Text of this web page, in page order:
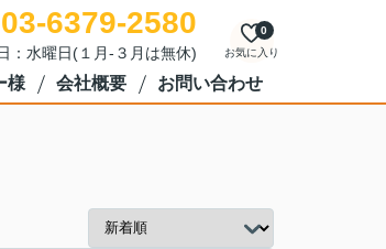
03-6379-2580
水曜日(１月-３月は無休) お気に入り
0
様 会社概要 お問い合わせ